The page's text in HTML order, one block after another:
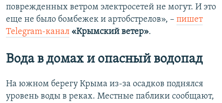
поврежденных ветром электросетей не могут. И это
еще не было бомбежек и артобстрелов», – пишет
Telegram-канал «Крымский ветер».
Вода в домах и опасный водопад
На южном берегу Крыма из-за осадков поднялся
уровень воды в реках. Местные паблики сообщают,